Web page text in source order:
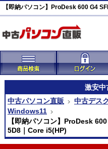
激安中
中古パソコン直販
中古デス
Windows11
【即納パソコン】ProDesk
5D8｜Core i5(HP)